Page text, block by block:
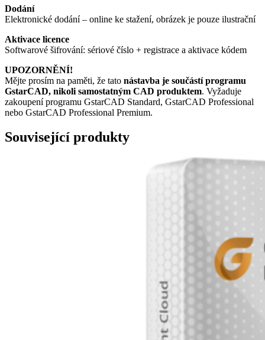
Dodání
Elektronické dodání – online ke stažení, obrázek je pouze ilustrační
Aktivace licence
Softwarové šifrování: sériové číslo + registrace a aktivace kódem
UPOZORNĚNÍ!
Mějte prosím na paměti, že tato nástavba je součástí programu
GstarCAD, nikoli samostatným CAD produktem. Vyžaduje
zakoupení programu GstarCAD Standard, GstarCAD Professional
nebo GstarCAD Professional Premium.
Související produkty